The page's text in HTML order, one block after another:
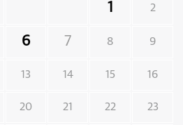
1 2
6 7 8 9
13 14 15 16
20 21 22 23